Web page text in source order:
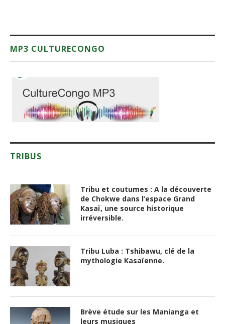
MP3 CULTURECONGO
TRIBUS
Tribu et coutumes : A la découverte
de Chokwe dans l’espace Grand
Kasaï, une source historique
irréversible.
Tribu Luba : Tshibawu, clé de la
mythologie Kasaïenne.
Brève étude sur les Manianga et
leurs musiques